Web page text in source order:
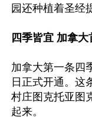
园还种植着圣经
四季皆宜 加拿
加拿大第一条四
日正式开通。这
村庄图克托亚图
起来。